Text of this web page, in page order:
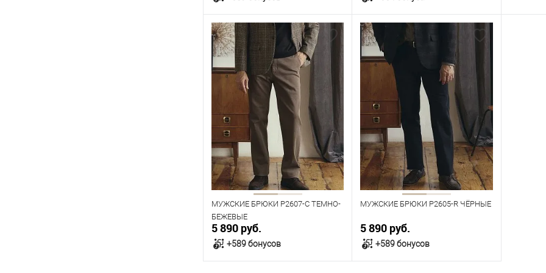
В корзину
В наличии
Таблица размеров
Размер одежды
96 100 104 108
116 120
Рост
182
В наличии
Таблица размеров
Размер одежды
96 100 104 108 112
116 120
Рост
182
МУЖСКИЕ БРЮКИ P2607-C ТЕМНО-
БЕЖЕВЫЕ
5 890 руб.
+589 бонусов
МУЖСКИЕ БРЮКИ P2605-R ЧЁРНЫЕ
5 890 руб.
+589 бонусов